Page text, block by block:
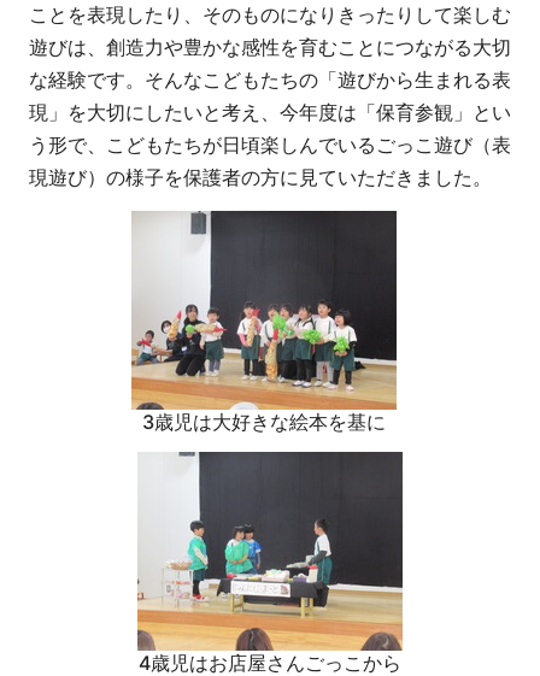
ことを表現したり、そのものになりきったりして楽しむ
遊びは、創造力や豊かな感性を育むことにつながる大切
な経験です。そんなこどもたちの「遊びから生まれる表
現」を大切にしたいと考え、今年度は「保育参観」とい
う形で、こどもたちが日頃楽しんでいるごっこ遊び（表
現遊び）の様子を保護者の方に見ていただきました。
3歳児は大好きな絵本を基に
4歳児はお店屋さんごっこから